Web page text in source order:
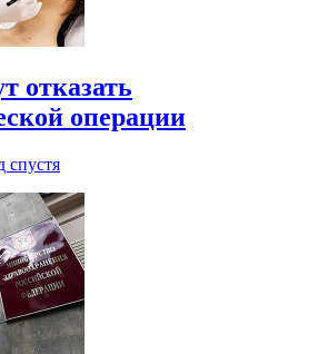
отказать
операции
спустя